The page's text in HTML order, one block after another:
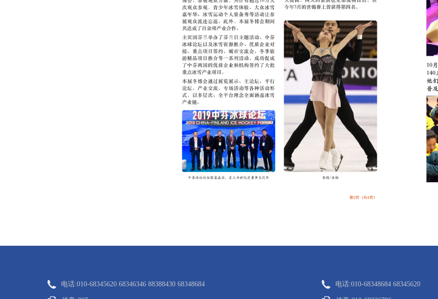
电话:010-68345620 68346346 88388430 68348684 电话:010-68348684 68345620